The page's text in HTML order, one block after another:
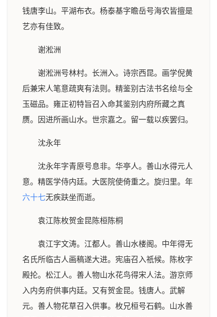
钱唐李山。平湖布衣。杨泰基字瞻岳号海农皆擅是
艺亦有佳致。
谢淞洲
谢淞洲号林村。长洲入。诗宗西昆。画学倪黄
后兼宋人笔意疏爽有法则。精鉴别古法书名绘与全
玉磁品。雍正初特旨召入命其鉴别内府所藏之真
赝。因进所画山水。世宗嘉之。留一载以疾罢归。
沈永年
沈永年字青原号息非。华亭人。善山水得元人
意。精医学侍内廷。大医院使倚重之。旋归里。年
六十七无疾趺坐而逝。
袁江陈枚贺金昆陈桓陈桐
袁江字文涛。江都人。善山水楼阁。中年得无
名氏所临古人画稿遂大进。宪庙召入祇候。陈枚字
殿抡。松江人。善人物山水花鸟得宋人法。游京师
入内务府供事内廷。又有贺金昆。钱唐人。武解
元。善人物花草召入供事。枚兄桓号石鹤。山水善